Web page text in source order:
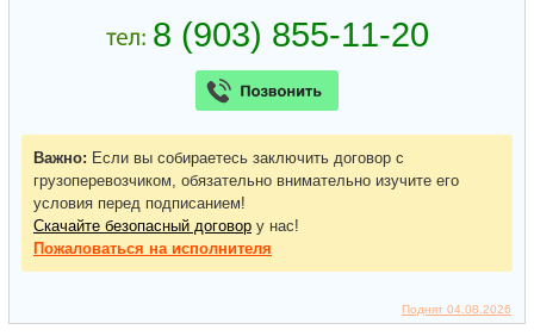
Поднят 04.08.2026
Важно: Если вы собираетесь заключить договор с
грузоперевозчиком, обязательно внимательно изучите его
условия перед подписанием!
Скачайте безопасный договор у нас!
Пожаловаться на исполнителя